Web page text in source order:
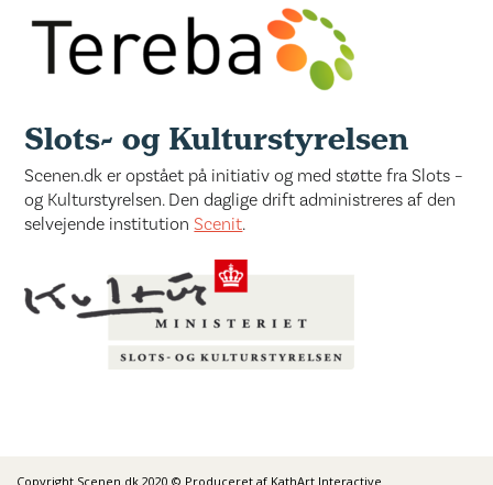
Slots- og Kulturstyrelsen
Scenen.dk er opstået på initiativ og med støtte fra Slots –
og Kulturstyrelsen. Den daglige drift administreres af den
selvejende institutionScenit.
Copyright Scenen.dk 2020 © Produceret af KathArt Interactive